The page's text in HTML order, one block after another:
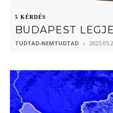
5 KÉRDÉS
BUDAPEST
TUDTAD-NEMTUDTAD